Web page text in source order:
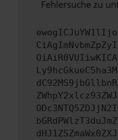
Fehlersuche zu